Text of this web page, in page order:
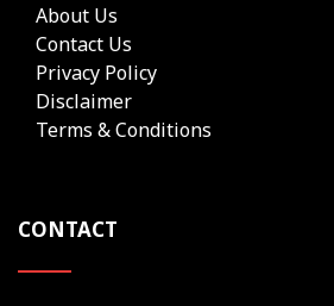
About Us
Contact Us
Privacy Policy
Disclaimer
Terms & Conditions
CONTACT